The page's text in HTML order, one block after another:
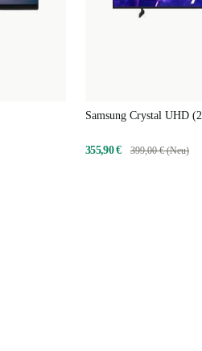
Samsung Crystal UHD
355,90 € 399,00 € (Neu)